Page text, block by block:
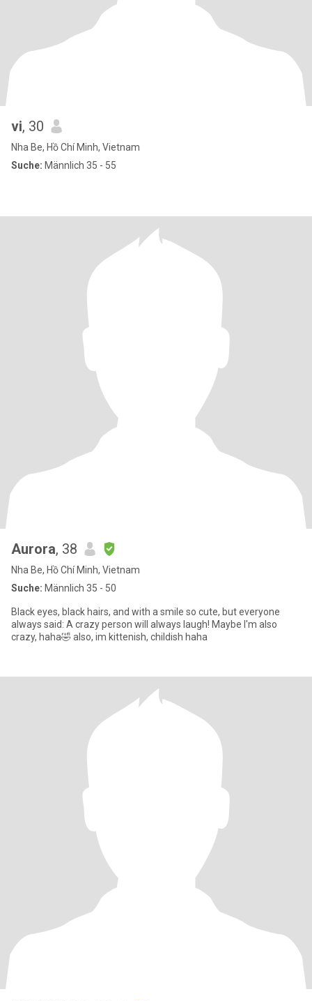
vi, 30
Nha Be, Hồ Chí Minh, Vietnam
Suche: Männlich 35 - 55
Aurora, 38
Nha Be, Hồ Chí Minh, Vietnam
Suche: Männlich 35 - 50
Black eyes, black hairs, and with a smile so cute, but everyone
always said: A crazy person will always laugh! Maybe I'm also
crazy, haha🤣 also, im kittenish, childish haha